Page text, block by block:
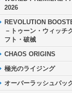
2026
REVOLUTION
－トゥーン・ウィッチ
フト・破械
CHAOS ORIGINS
極光のライジング
オーバーラッシュパッ